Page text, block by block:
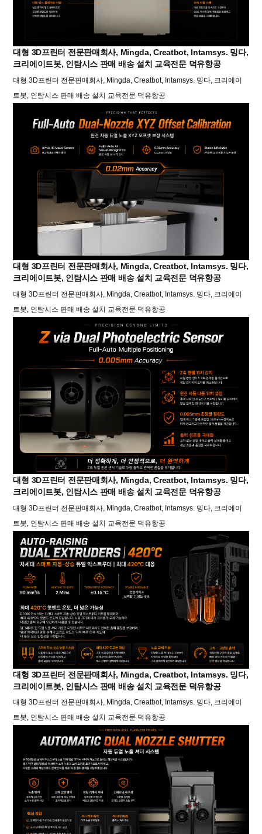
대형 3D프린터 전문판매회사, Mingda, Creatbot, Intamsys. 밍다,
크리에이트봇, 인탐시스 판매 배송 설치 교육전문 덕유항공
대형 3D프린터 전문판매회사, Mingda, Creatbot, Intamsys. 밍다, 크리에이
트봇, 인탐시스 판매 배송 설치 교육전문 덕유항공
대형 3D프린터 전문판매회사, Mingda, Creatbot, Intamsys. 밍다,
크리에이트봇, 인탐시스 판매 배송 설치 교육전문 덕유항공
대형 3D프린터 전문판매회사, Mingda, Creatbot, Intamsys. 밍다, 크리에이
트봇, 인탐시스 판매 배송 설치 교육전문 덕유항공
대형 3D프린터 전문판매회사, Mingda, Creatbot, Intamsys. 밍다,
크리에이트봇, 인탐시스 판매 배송 설치 교육전문 덕유항공
대형 3D프린터 전문판매회사, Mingda, Creatbot, Intamsys. 밍다, 크리에이
트봇, 인탐시스 판매 배송 설치 교육전문 덕유항공
대형 3D프린터 전문판매회사, Mingda, Creatbot, Intamsys. 밍다,
크리에이트봇, 인탐시스 판매 배송 설치 교육전문 덕유항공
대형 3D프린터 전문판매회사, Mingda, Creatbot, Intamsys. 밍다, 크리에이
트봇, 인탐시스 판매 배송 설치 교육전문 덕유항공